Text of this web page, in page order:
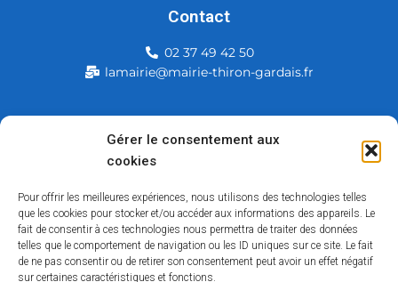
Gérer le consentement aux
cookies
Pour offrir les meilleures expériences, nous utilisons des technologies telles
que les cookies pour stocker et/ou accéder aux informations des appareils. Le
fait de consentir à ces technologies nous permettra de traiter des données
telles que le comportement de navigation ou les ID uniques sur ce site. Le fait
de ne pas consentir ou de retirer son consentement peut avoir un effet négatif
sur certaines caractéristiques et fonctions.
Mairie de Thiron-Gardais
28480 Thiron-Gardais
Contact
02 37 49 42 50
lamairie@mairie-thiron-gardais.fr